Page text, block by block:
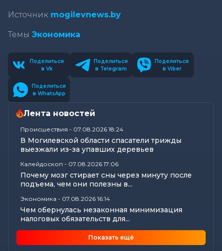
Источник mogilevnews.by
Темы Экономика
Поделиться
в Vk
Поделиться
в Telegram
Поделиться
в Viber
Поделиться
в WhatsApp
Лента новостей
Происшествия - 07.08.2026 18:24
В Могилевской области спасатели трижды
выезжали из-за упавших деревьев
Калейдоскоп - 07.08.2026 17:06
Почему мозг стирает сны через минуту после
подъема, чем они полезны в...
Экономика - 07.08.2026 16:14
Чем обернулась незаконная минимизация
налоговых обязательств для...
Цифры, технологии и кадры: главные итоги
Показать ещё